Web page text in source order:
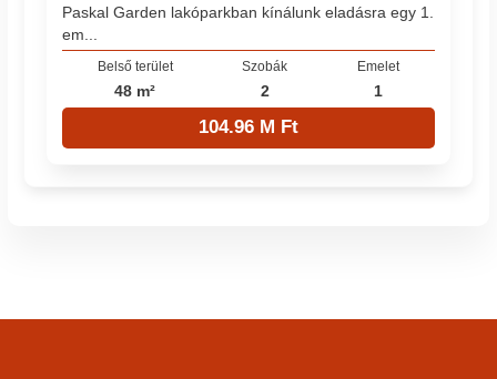
Paskal Garden lakóparkban kínálunk eladásra egy 1.
em...
Belső terület
48 m²
Szobák
2
Emelet
1
104.96 M Ft